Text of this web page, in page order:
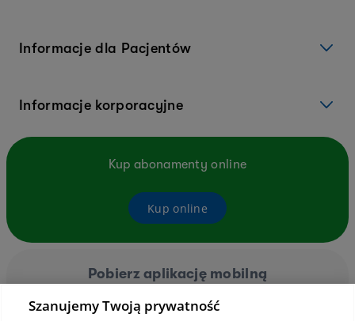
Informacje dla Pacjentów
Informacje korporacyjne
Kup abonamenty online
Kup online
Pobierz aplikację mobilną
Szanujemy Twoją prywatność